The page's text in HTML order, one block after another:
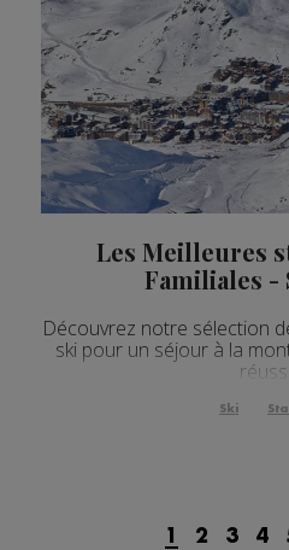
Les Meilleures
Familiales -
Découvrez notre sélection
ski pour un séjour à la
Ski
1 2 3 4